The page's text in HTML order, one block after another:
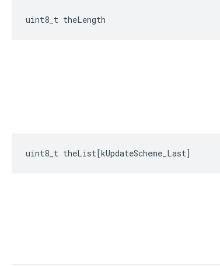
uint8_t theLength
uint8_t theList[kUpdateScheme_Last]